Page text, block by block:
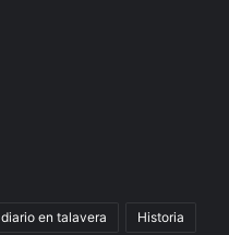
diario en talavera Historia